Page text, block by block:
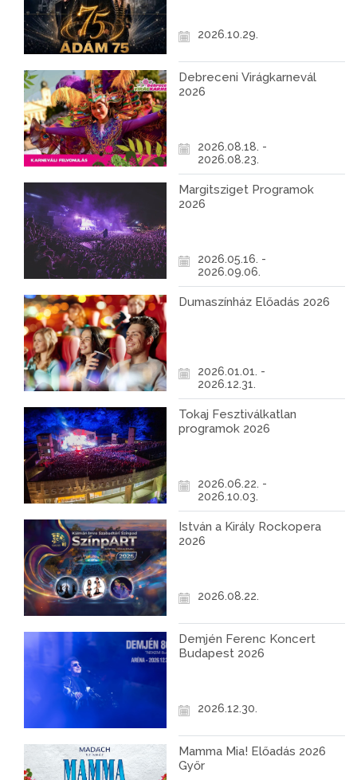
2026.10.29.
Debreceni Virágkarnevál
2026
2026.08.18. -
2026.08.23.
Margitsziget Programok
2026
2026.05.16. -
2026.09.06.
Dumaszínház Előadás 2026
2026.01.01. -
2026.12.31.
Tokaj Fesztiválkatlan
programok 2026
2026.06.22. -
2026.10.03.
István a Király Rockopera
2026
2026.08.22.
Demjén Ferenc Koncert
Budapest 2026
2026.12.30.
Mamma Mia! Előadás 2026
Győr